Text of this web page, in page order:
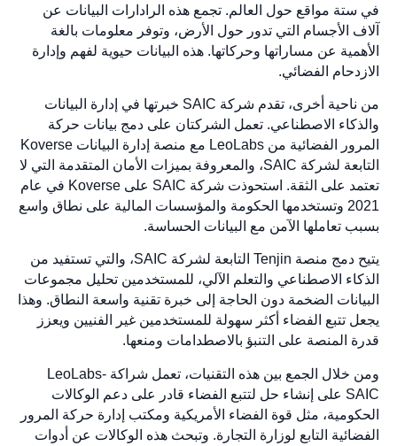
في ستة مواقع حول العالم. تجمع هذه الرادارات البيانات عن
آلاف الأجسام التي تدور حول الأرض، وتوفر معلومات بالغة
الأهمية عن مساراتها وحركاتها. هذه البيانات حيوية لفهم وإدارة
الازدحام الفضائي.
من ناحية أخرى، تقدم شركة SAIC خبرتها في إدارة البيانات
والذكاء الاصطناعي. تعمل الشركتان على دمج بيانات حركة
المرور الفضائية من LeoLabs مع منصة إدارة البيانات Koverse
التابعة لشركة SAIC، والمعروفة بميزات الأمان المتقدمة التي لا
تعتمد على الثقة. استحوذت شركة SAIC على Koverse في عام
2021 وتستخدمها الحكومة والمؤسسات المالية على نطاق واسع
بسبب تعاملها الآمن مع البيانات الحساسة.
يتيح دمج منصة Tenjin التابعة لشركة SAIC، والتي تستفيد من
الذكاء الاصطناعي والتعلم الآلي، للمستخدمين تحليل مجموعات
البيانات الضخمة دون الحاجة إلى خبرة تقنية واسعة النطاق. وهذا
يجعل تتبع الفضاء أكثر سهولة للمستخدمين غير الفنيين ويعزز
قدرة المنصة على التنبؤ بالاصطدامات ومنعها.
ومن خلال الجمع بين هذه التقنيات، تعمل شراكة LeoLabs-
SAIC على إنشاء حل لتتبع الفضاء قادر على دعم الوكالات
الحكومية، مثل قوة الفضاء الأمريكية ومكتب إدارة حركة المرور
الفضائية التابع لوزارة التجارة. وتبحث هذه الوكالات عن أدوات